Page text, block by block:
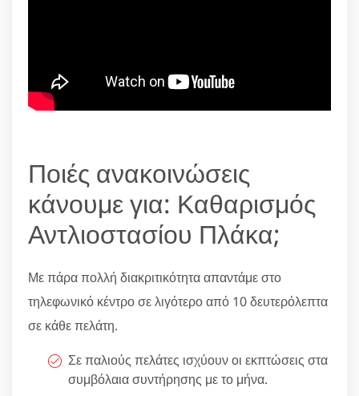
Ποιές ανακοινώσεις
κάνουμε για: Καθαρισμός
Αντλιοστασίου Πλάκα;
Με πάρα πολλή διακριτικότητα απαντάμε στο
τηλεφωνικό κέντρο σε λιγότερο από 10 δευτερόλεπτα
σε κάθε πελάτη.
Σε παλιούς πελάτες ισχύουν οι εκπτώσεις στα
συμβόλαια συντήρησης με το μήνα.